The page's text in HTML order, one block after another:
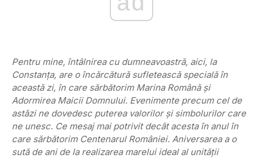
Pentru mine, întâlnirea cu dumneavoastră, aici, la
Constanţa, are o încărcătură sufletească specială în
această zi, în care sărbătorim Marina Română şi
Adormirea Maicii Domnului. Evenimente precum cel de
astăzi ne dovedesc puterea valorilor şi simbolurilor care
ne unesc. Ce mesaj mai potrivit decât acesta în anul în
care sărbătorim Centenarul României. Aniversarea a o
sută de ani de la realizarea marelui ideal al unităţii